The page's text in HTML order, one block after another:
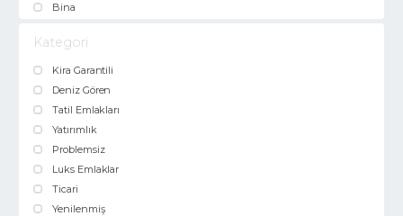
Bina
Kategori
Kira Garantili
Deniz Gören
Tatil Emlakları
Yatırımlık
Problemsiz
Luks Emlaklar
Ticari
Yenilenmiş